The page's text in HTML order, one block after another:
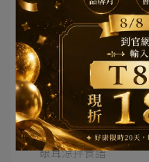
銀耳湯品食譜
銀耳甜湯食譜
銀耳飲品食譜
銀耳點心食譜
銀耳熱炒食譜
銀耳涼拌食譜